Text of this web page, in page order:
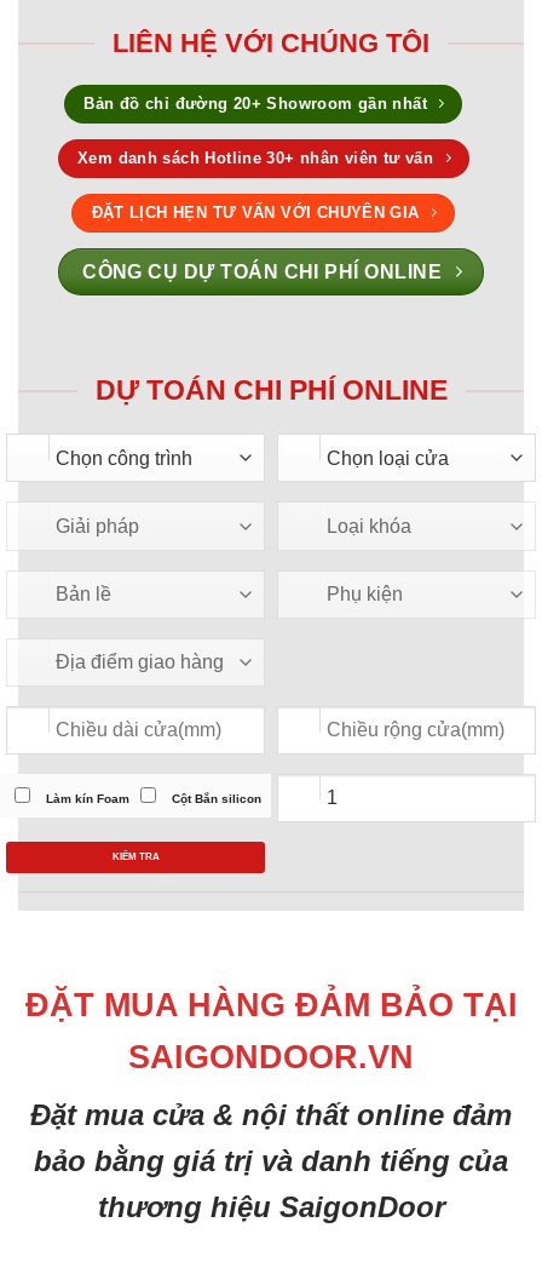
LIÊN HỆ VỚI CHÚNG TÔI
Bản đồ chỉ đường 20+ Showroom gần nhất
Xem danh sách Hotline 30+ nhân viên tư vấn
ĐẶT LỊCH HẸN TƯ VẤN VỚI CHUYÊN GIA
CÔNG CỤ DỰ TOÁN CHI PHÍ ONLINE
DỰ TOÁN CHI PHÍ ONLINE
Làm kín Foam Cột Bắn silicon
KIỂM TRA
ĐẶT MUA HÀNG ĐẢM BẢO TẠI
SAIGONDOOR.VN
Đặt mua cửa & nội thất online đảm
bảo bằng giá trị và danh tiếng của
thương hiệu SaigonDoor